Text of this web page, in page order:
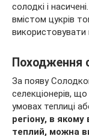
солодкі і
вмістом цукрів
використовувати
Походження
За появу
селекціонерів,
умовах теплиці
регіону, в
теплий, можна